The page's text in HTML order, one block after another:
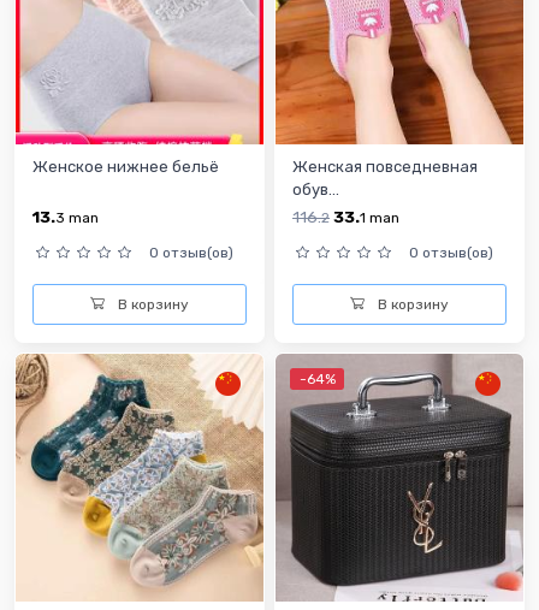
Женское нижнее бельё
13.3 man
0 отзыв(ов)
В корзину
Женская повседневная
обув...
116.2 33.1 man
0 отзыв(ов)
В корзину
-64%